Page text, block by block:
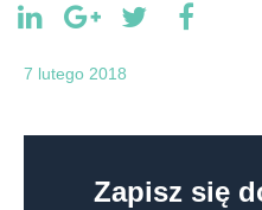
7 lutego 2018
Zapisz się